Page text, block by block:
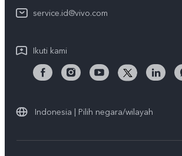
Layanan Perbaikan Antar Jemput
Unduh LUT untuk Memulihkan Log
Pusat Privasi vivo
service.id@vivo.com
Ikuti kami
Indonesia | Pilih negara/wilayah